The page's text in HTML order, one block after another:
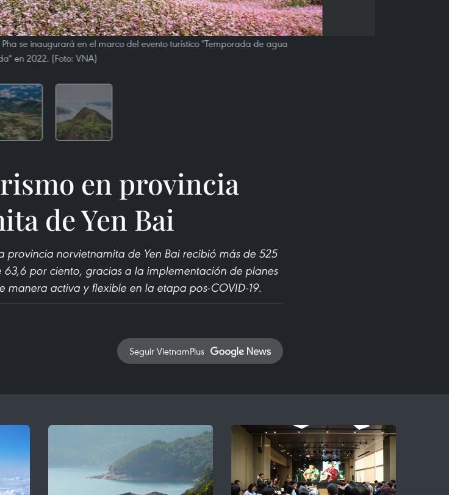
se inaugurará en el marco del evento turístico "Temporada de agua
en 2022. (Foto: VNA)
en provincia
de Yen Bai
provincia norvietnamita de Yen Bai recibió más de 525
por ciento, gracias a la implementación de planes
manera activa y flexible en la etapa pos-COVID-19.
Seguir VietnamPlus